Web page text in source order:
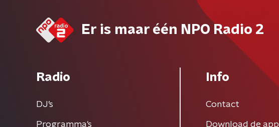
Er is maar één NPO Radio 2
Radio
DJ’s
Programma's
Info
Contact
Download de app